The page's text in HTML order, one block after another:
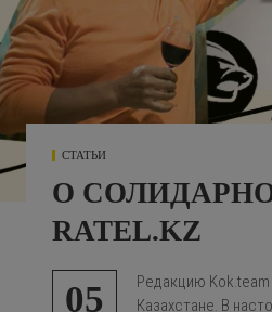
СТАТЬИ
О
RATEL.KZ
05
Редакцию
Казахстане. В